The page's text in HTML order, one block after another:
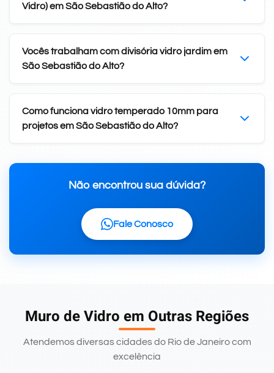
Vidro) em São Sebastião do Alto?
Vocês trabalham com divisória vidro jardim em
São Sebastião do Alto?
Como funciona vidro temperado 10mm para
projetos em São Sebastião do Alto?
Não encontrou sua dúvida?
Fale Conosco
Muro de Vidro em Outras Regiões
Atendemos diversas cidades do Rio de Janeiro com
excelência